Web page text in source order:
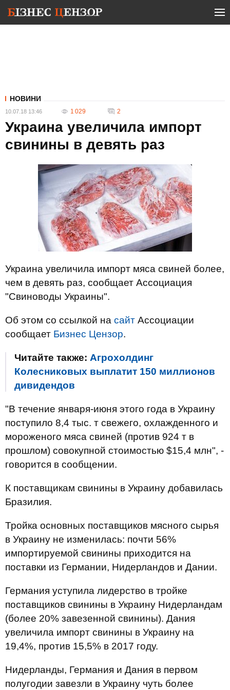
НОВИНИ
10.07.18 13:46 1 029 2
Украина увеличила импорт
свинины в девять раз
Украина увеличила импорт мяса свиней более,
чем в девять раз, сообщает Ассоциация
"Свиноводы Украины".
Об этом со ссылкой на сайт Ассоциации
сообщает Бизнес Цензор.
Читайте также: Агрохолдинг
Колесниковых выплатит 150 миллионов
дивидендов
"В течение января-июня этого года в Украину
поступило 8,4 тыс. т свежего, охлажденного и
мороженого мяса свиней (против 924 т в
прошлом) совокупной стоимостью $15,4 млн", -
говорится в сообщении.
К поставщикам свинины в Украину добавилась
Бразилия.
Тройка основных поставщиков мясного сырья
в Украину не изменилась: почти 56%
импортируемой свинины приходится на
поставки из Германии, Нидерландов и Дании.
Германия уступила лидерство в тройке
поставщиков свинины в Украину Нидерландам
(более 20% завезенной свинины). Дания
увеличила импорт свинины в Украину на
19,4%, против 15,5% в 2017 году.
Нидерланды, Германия и Дания в первом
полугодии завезли в Украину чуть более